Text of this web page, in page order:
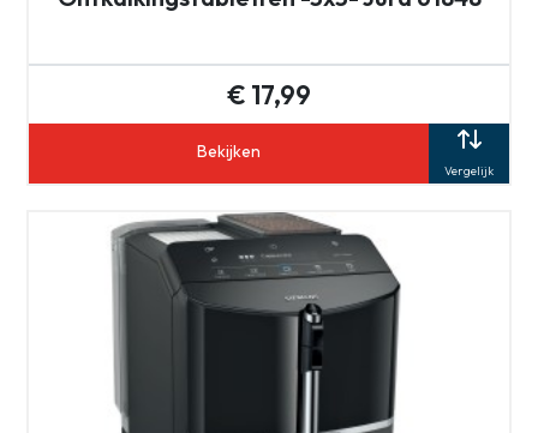
€ 17,99
Bekijken
Vergelijk